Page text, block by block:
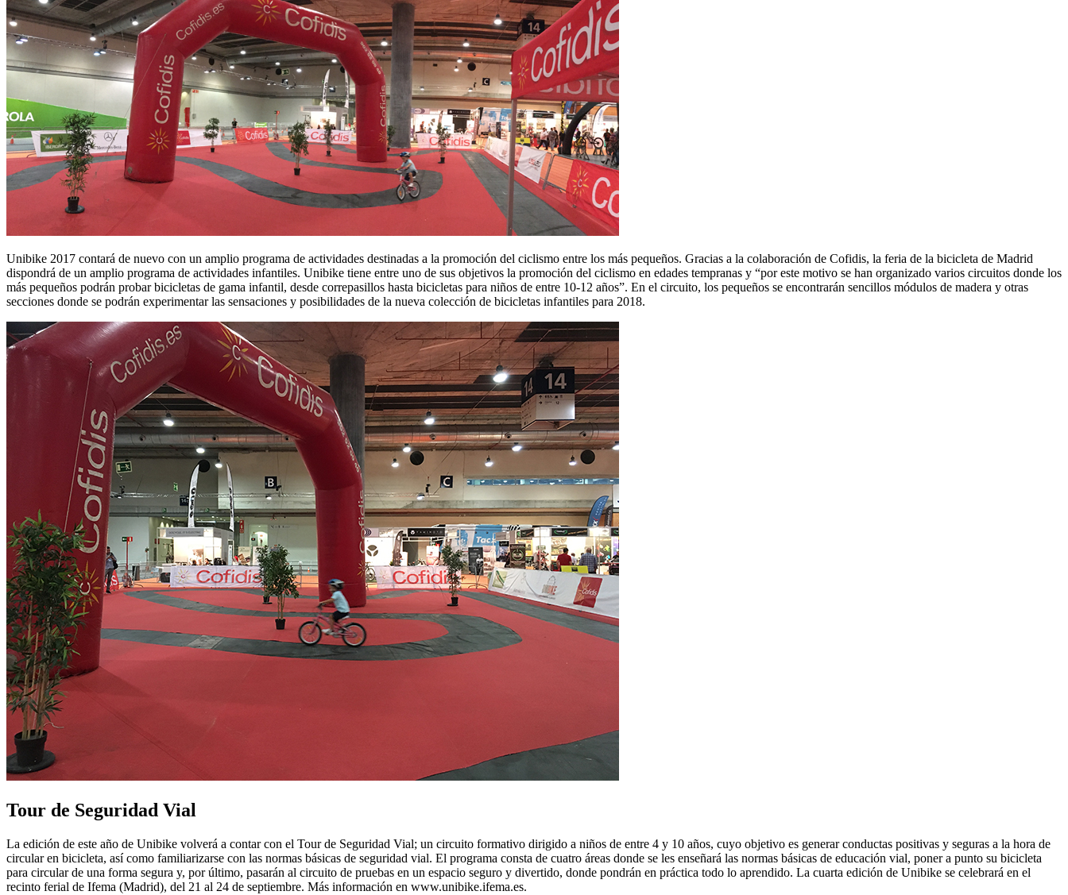
Unibike 2017 contará de nuevo con un amplio programa de actividades destinadas a la promoción del ciclismo entre los más pequeños. Gracias a la colaboración de Cofidis, la feria de la bicicleta de Madrid
dispondrá de un amplio programa de actividades infantiles. Unibike tiene entre uno de sus objetivos la promoción del ciclismo en edades tempranas y “por este motivo se han organizado varios circuitos donde los
más pequeños podrán probar bicicletas de gama infantil, desde correpasillos hasta bicicletas para niños de entre 10-12 años”. En el circuito, los pequeños se encontrarán sencillos módulos de madera y otras
secciones donde se podrán experimentar las sensaciones y posibilidades de la nueva colección de bicicletas infantiles para 2018.
Tour de Seguridad Vial
La edición de este año de Unibike volverá a contar con el Tour de Seguridad Vial; un circuito formativo dirigido a niños de entre 4 y 10 años, cuyo objetivo es generar conductas positivas y seguras a la hora de
circular en bicicleta, así como familiarizarse con las normas básicas de seguridad vial. El programa consta de cuatro áreas donde se les enseñará las normas básicas de educación vial, poner a punto su bicicleta
para circular de una forma segura y, por último, pasarán al circuito de pruebas en un espacio seguro y divertido, donde pondrán en práctica todo lo aprendido. La cuarta edición de Unibike se celebrará en el
recinto ferial de Ifema (Madrid), del 21 al 24 de septiembre. Más información en www.unibike.ifema.es.